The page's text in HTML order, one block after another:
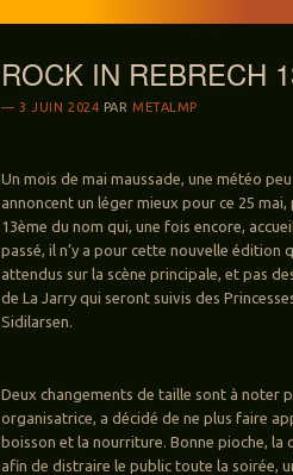
ROCK IN REBRECH
3 JUIN 2024 PAR METALMP
Un mois de mai maussade, une météo
annoncent un léger mieux pour ce 25
13ème du nom qui, une fois encore,
passé, il n’y a pour cette nouvelle
attendus sur la scène principale, et pas
de La Jarry qui seront suivis des
Sidilarsen.
Deux changements de taille sont à noter
organisatrice, a décidé de ne plus faire
boisson et la nourriture. Bonne pioche, la
afin de distraire le public toute la soirée,